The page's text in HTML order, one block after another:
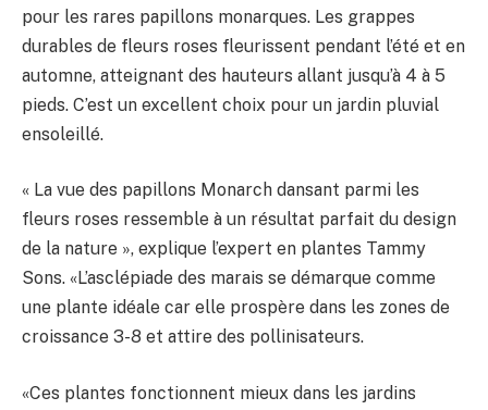
pour les rares papillons monarques. Les grappes
durables de fleurs roses fleurissent pendant l’été et en
automne, atteignant des hauteurs allant jusqu’à 4 à 5
pieds. C’est un excellent choix pour un jardin pluvial
ensoleillé.
« La vue des papillons Monarch dansant parmi les
fleurs roses ressemble à un résultat parfait du design
de la nature », explique l’expert en plantes Tammy
Sons. «L’asclépiade des marais se démarque comme
une plante idéale car elle prospère dans les zones de
croissance 3-8 et attire des pollinisateurs.
«Ces plantes fonctionnent mieux dans les jardins